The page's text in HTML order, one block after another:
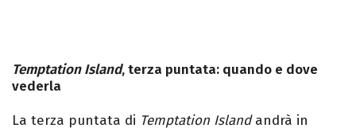
Temptation Island, terza puntata: quando e dove
vederla
La terza puntata di Temptation Islandandrà in